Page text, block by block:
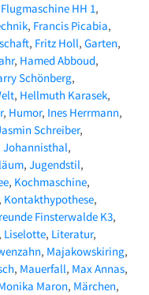
Flugmaschine HH 1
Francis Picabia
Fritz Holl Garten
Hamed Abboud
Schönberg
Hellmuth Karasek
Humor Ines Herrmann
Schreiber
Johannisthal
Jugendstil
Kochmaschine
Kontakthypothese
Finsterwalde K3
Liselotte Literatur
Majakowskiring
Mauerfall Max Annas
Maron Märchen